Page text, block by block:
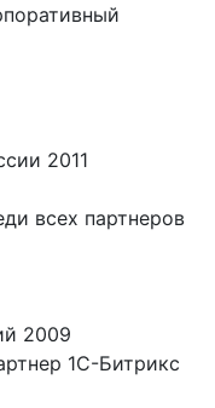
2011
всех партнеров
2009
1С-Битрикс